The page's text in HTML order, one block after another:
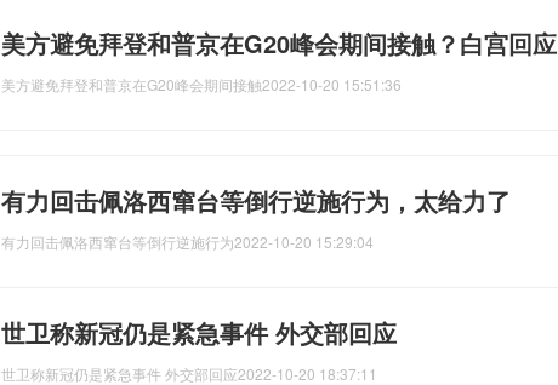
美方避免拜登和普京在G20峰会期间接触？白宫回应
美方避免拜登和普京在G20峰会期间接触2022-10-20 15:51:36
有力回击佩洛西窜台等倒行逆施行为，太给力了
有力回击佩洛西窜台等倒行逆施行为2022-10-20 15:29:04
世卫称新冠仍是紧急事件 外交部回应
世卫称新冠仍是紧急事件 外交部回应2022-10-20 18:37:11